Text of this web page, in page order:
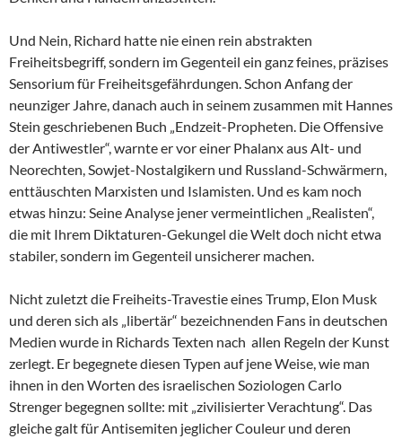
Und Nein, Richard hatte nie einen rein abstrakten
Freiheitsbegriff, sondern im Gegenteil ein ganz feines, präzises
Sensorium für Freiheitsgefährdungen. Schon Anfang der
neunziger Jahre, danach auch in seinem zusammen mit Hannes
Stein geschriebenen Buch „Endzeit-Propheten. Die Offensive
der Antiwestler“, warnte er vor einer Phalanx aus Alt- und
Neorechten, Sowjet-Nostalgikern und Russland-Schwärmern,
enttäuschten Marxisten und Islamisten. Und es kam noch
etwas hinzu: Seine Analyse jener vermeintlichen „Realisten“,
die mit Ihrem Diktaturen-Gekungel die Welt doch nicht etwa
stabiler, sondern im Gegenteil unsicherer machen.
Nicht zuletzt die Freiheits-Travestie eines Trump, Elon Musk
und deren sich als „libertär“ bezeichnenden Fans in deutschen
Medien wurde in Richards Texten nach allen Regeln der Kunst
zerlegt. Er begegnete diesen Typen auf jene Weise, wie man
ihnen in den Worten des israelischen Soziologen Carlo
Strenger begegnen sollte: mit „zivilisierter Verachtung“. Das
gleiche galt für Antisemiten jeglicher Couleur und deren